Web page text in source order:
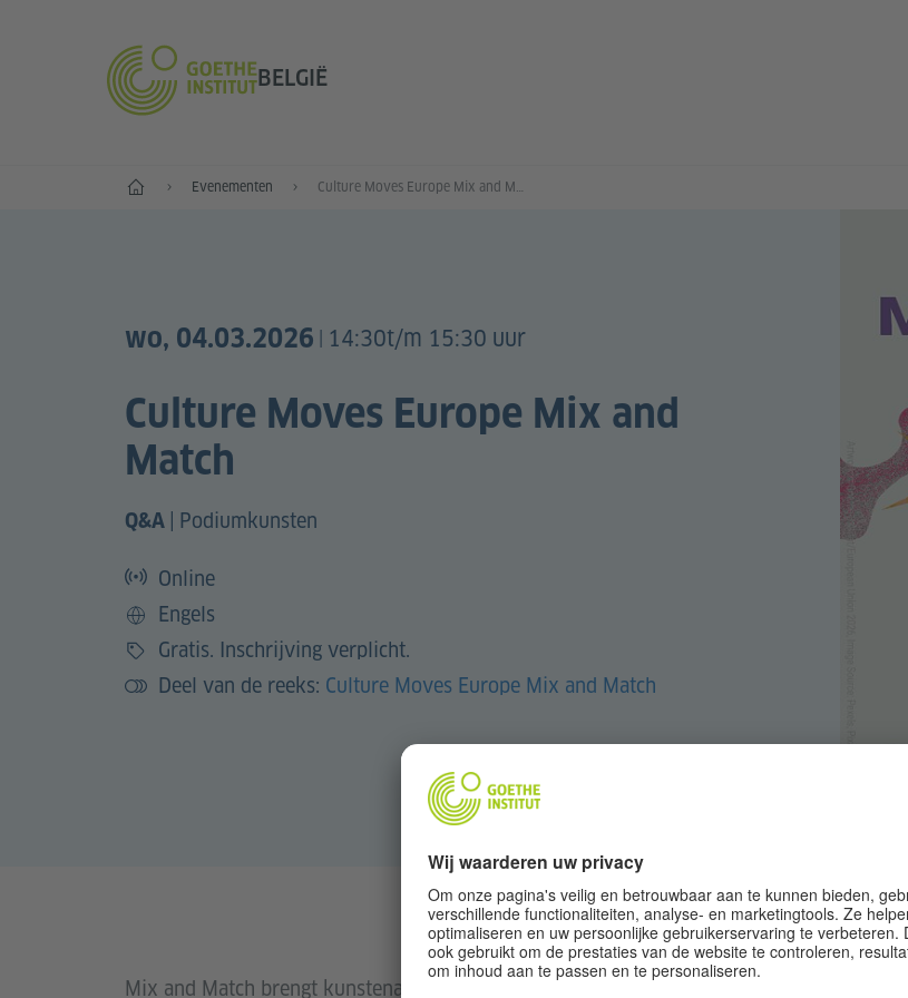
BELGIË
Home Evenementen Culture Moves Europe Mix and Match
wo, 04.03.2026 14:30t/m 15:30 uur
Culture Moves Europe Mix and
Match
Q&A Podiumkunsten
Online
Taal
Engels
Prijs
Gratis. Inschrijving verplicht.
Deel van de reeks: Culture Moves Europe Mix and Match
Mix and Match brengt kunstenaars en cultuurprofessionals uit heel Europa samen in korte